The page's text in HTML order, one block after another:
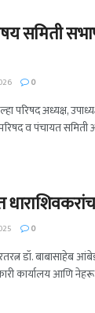
समिती
0
परिषद अध्यक्ष,
परिषद व पंचायत
0
डॉ. बाबासाहेब
कार्यालय आणि